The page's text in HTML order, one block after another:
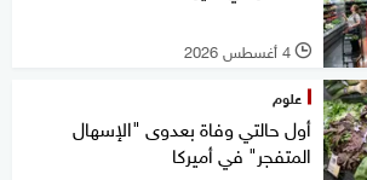
l 4 أغسطس 2026
علوم
أول حالتي وفاة بعدوى "الإسهال
المتفجر" في أميركا